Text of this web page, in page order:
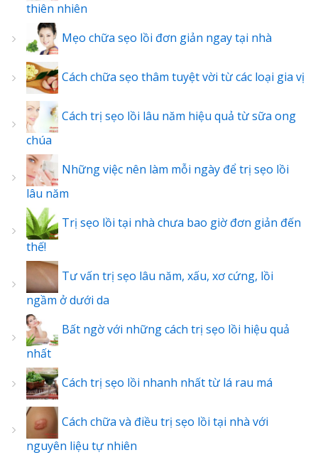
thiên nhiên
Mẹo chữa sẹo lồi đơn giản ngay tại nhà
Cách chữa sẹo thâm tuyệt vời từ các loại gia vị
Cách trị sẹo lồi lâu năm hiệu quả từ sữa ong
chúa
Những việc nên làm mỗi ngày để trị sẹo lồi
lâu năm
Trị sẹo lồi tại nhà chưa bao giờ đơn giản đến
thế!
Tư vấn trị sẹo lâu năm, xấu, xơ cứng, lồi
ngầm ở dưới da
Bất ngờ với những cách trị sẹo lồi hiệu quả
nhất
Cách trị sẹo lồi nhanh nhất từ lá rau má
Cách chữa và điều trị sẹo lồi tại nhà với
nguyên liệu tự nhiên